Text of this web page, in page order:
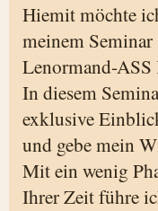
Hiemit möchte
meinem
Lenormand-ASS
In diesem
exklusive
und gebe mein
Mit ein wenig
Ihrer Zeit führe